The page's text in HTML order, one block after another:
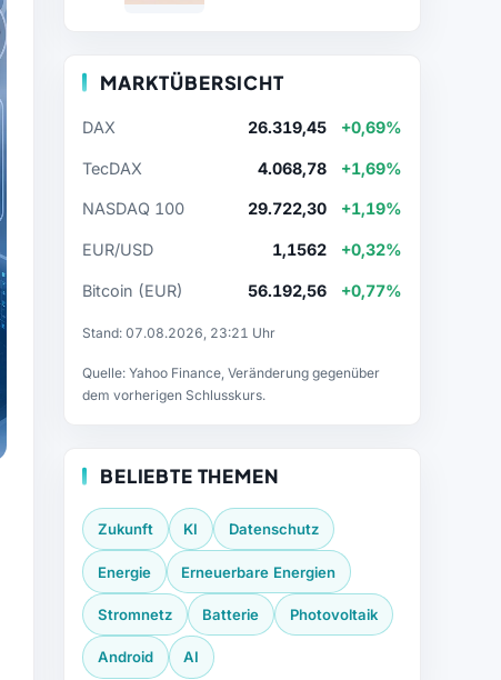
MARKTÜBERSICHT
DAX 26.319,45 +0,69%
TecDAX 4.068,78 +1,69%
NASDAQ 100 29.722,30 +1,19%
EUR/USD 1,1562 +0,32%
Bitcoin (EUR) 56.192,56 +0,77%
Stand: 07.08.2026, 23:21 Uhr
Quelle: Yahoo Finance, Veränderung gegenüber
dem vorherigen Schlusskurs.
BELIEBTE THEMEN
Zukunft KI Datenschutz
Energie Erneuerbare Energien
Stromnetz Batterie Photovoltaik
Android AI